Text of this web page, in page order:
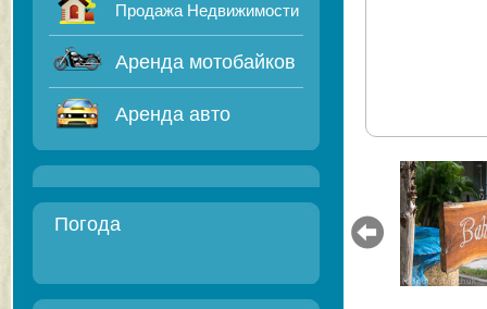
Продажа Недвижимости
Аренда мотобайков
Аренда авто
Погода